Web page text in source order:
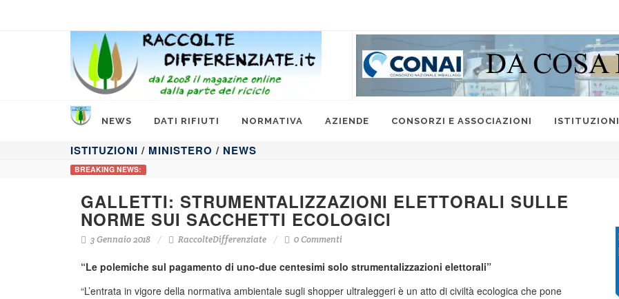
NEWS DATI RIFIUTI NORMATIVA AZIENDE CONSORZI E ASSOCIAZIONI ISTITUZIONI
ISTITUZIONI / MINISTERO / NEWS
BREAKING NEWS:
GALLETTI: STRUMENTALIZZAZIONI ELETTORALI SULLE
NORME SUI SACCHETTI ECOLOGICI
3 Gennaio 2018 RaccolteDifferenziate 0 Commenti
“Le polemiche sul pagamento di uno-due centesimi solo strumentalizzazioni elettorali”
“L’entrata in vigore della normativa ambientale sugli shopper ultraleggeri è un atto di civiltà ecologica che pone